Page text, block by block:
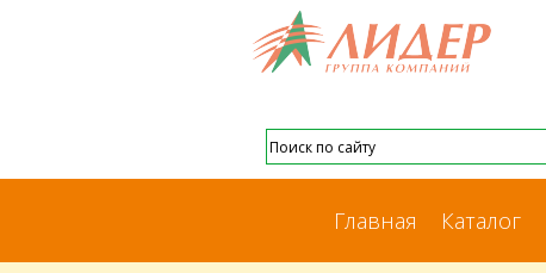
Главная Каталог